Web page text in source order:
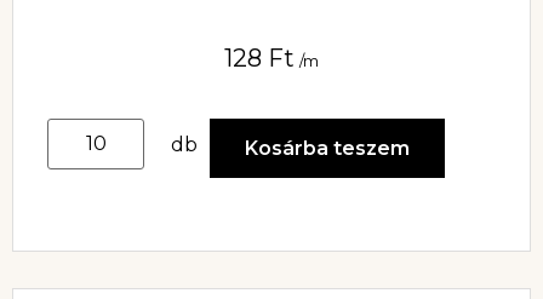
128 Ft /m
db Kosárba teszem